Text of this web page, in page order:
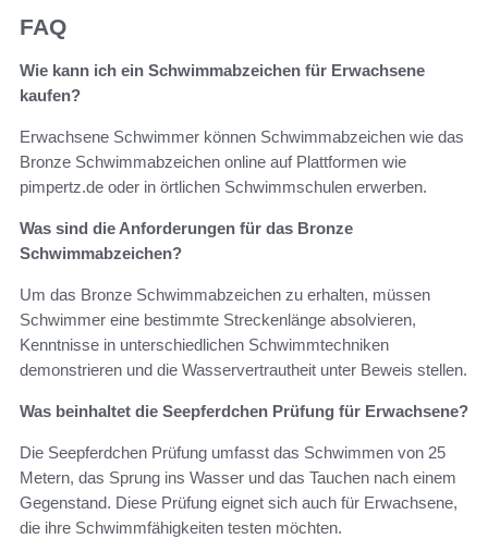
FAQ
Wie kann ich ein Schwimmabzeichen für Erwachsene
kaufen?
Erwachsene Schwimmer können Schwimmabzeichen wie das
Bronze Schwimmabzeichen online auf Plattformen wie
pimpertz.de oder in örtlichen Schwimmschulen erwerben.
Was sind die Anforderungen für das Bronze
Schwimmabzeichen?
Um das Bronze Schwimmabzeichen zu erhalten, müssen
Schwimmer eine bestimmte Streckenlänge absolvieren,
Kenntnisse in unterschiedlichen Schwimmtechniken
demonstrieren und die Wasservertrautheit unter Beweis stellen.
Was beinhaltet die Seepferdchen Prüfung für Erwachsene?
Die Seepferdchen Prüfung umfasst das Schwimmen von 25
Metern, das Sprung ins Wasser und das Tauchen nach einem
Gegenstand. Diese Prüfung eignet sich auch für Erwachsene,
die ihre Schwimmfähigkeiten testen möchten.